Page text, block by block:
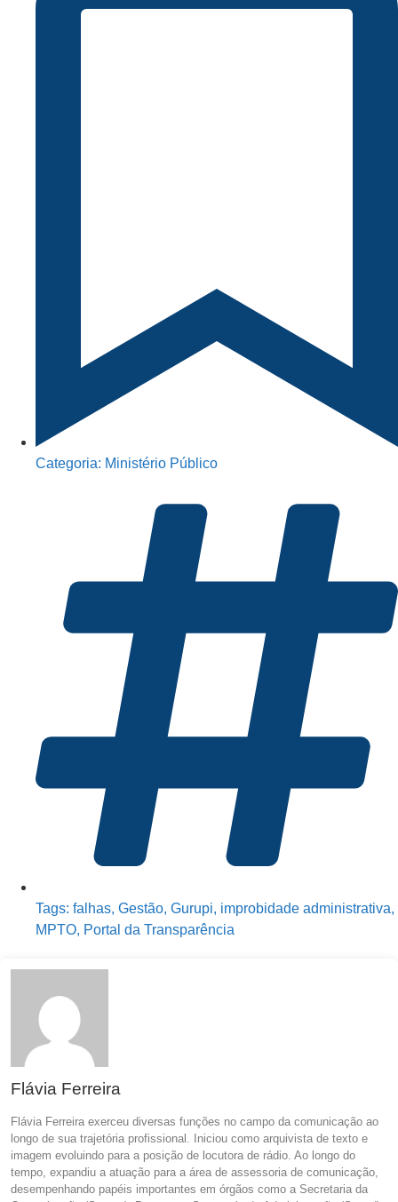
Categoria: Ministério Público
Tags: falhas, Gestão, Gurupi, improbidade administrativa,
MPTO, Portal da Transparência
Flávia Ferreira
Flávia Ferreira exerceu diversas funções no campo da comunicação ao
longo de sua trajetória profissional. Iniciou como arquivista de texto e
imagem evoluindo para a posição de locutora de rádio. Ao longo do
tempo, expandiu a atuação para a área de assessoria de comunicação,
desempenhando papéis importantes em órgãos como a Secretaria da